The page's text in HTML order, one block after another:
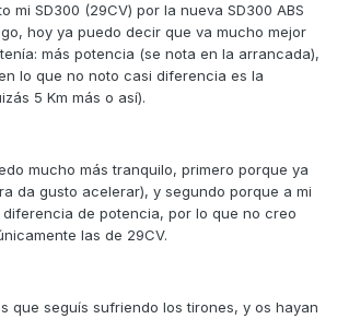
mi SD300 (29CV) por la nueva SD300 ABS
hoy ya puedo decir que va mucho mejor
más potencia (se nota en la arrancada),
lo que no noto casi diferencia es la
5 Km más o así).
mucho más tranquilo, primero porque ya
da gusto acelerar), y segundo porque a mi
de potencia, por lo que no creo
las de 29CV.
que seguís sufriendo los tirones, y os hayan